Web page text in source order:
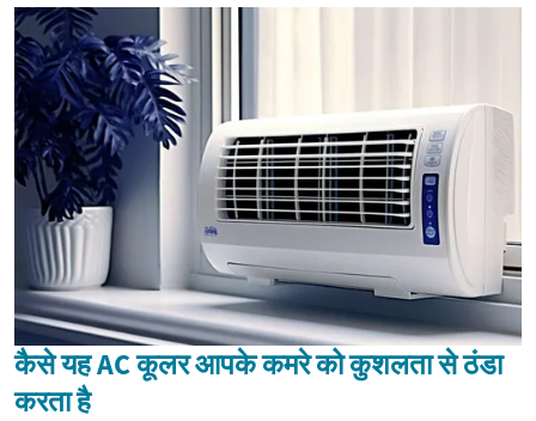
कैसे यह AC कूलर आपके कमरे को कुशलता से ठंडा
करता है